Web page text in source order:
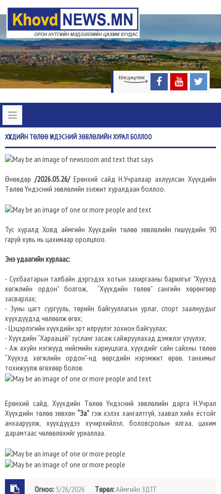
ХҮҮХДИЙНТӨЛӨӨ ҮНДЭСНИЙ ЗӨВЛӨЛИЙН ХУРАЛ БОЛЛОО
Өнөөдөр /2026.05.26/Ерөнхий сайд Н.Учралаар ахлуулсан Хүүхдийн
Төлөө Үндэсний зөвлөлийн ээлжит хуралдаан боллоо.
Тус хуралд Ховд аймгийн Хүүхдийн төлөө зөвлөлийн гишүүдийн 90
гаруй хувь нь цахимаар оролцлоо.
Энэ удаагийн хурлаас:
- Сүхбаатарын талбайн дэргэдэх хотын захиргааны барилгыг "Хүүхэд
хөгжлийн ордон" болгож, “Хүүхдийн төлөө” сангийн хөрөнгөөр
засварлах;
- Зуны цагт сургууль, төрийн байгууллагын урлаг, спорт заалнуудыг
хүүхдүүдэд чөлөөлж өгөх;
- Цэцэрлэгийн хүүхдийн эрт илрүүлэг зохион байгуулах;
- Хүүхдийн “Хараацай” зусланг засаж сайжруулахад дэмжлэг үзүүлэх;
- Аж ахуйн нэгжүүд нийгмийн хариуцлага, хүүхдийг сайн сайхны төлөө
“Хүүхэд хөгжлийн ордон”-нд өөрсдийн нэрэмжит өрөө, танхимыг
тохижуулж өгөхөөр болов.
Ерөнхий сайд, Хүүхдийн Төлөө Үндэсний зөвлөлийн дарга Н.Учрал
Хүүхдийн төлөө зөвхөн “За” гэж хэлэх хангалтгүй, заавал хийх ёстойг
анхааруулж, хүүхдүүдээ хүчирхийлэл, боловсролын ялгаа, цахим
дарамтаас чөлөөлөхийг уриаллаа.
Огноо: 5/26/2026 Төрөл:Аймгийн ЗДТГ